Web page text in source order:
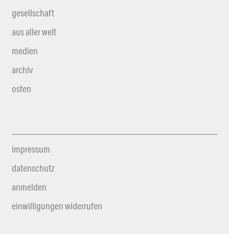
gesellschaft
aus aller welt
medien
archiv
osten
impressum
datenschutz
anmelden
einwilligungen widerrufen